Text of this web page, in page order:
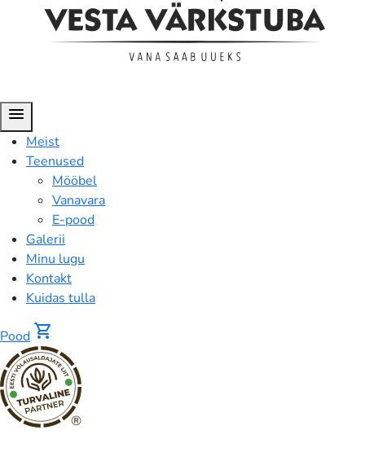
menu
Meist
Teenused
Mööbel
Vanavara
E-pood
Galerii
Minu lugu
Kontakt
Kuidas tulla
Pood shopping_cart
®